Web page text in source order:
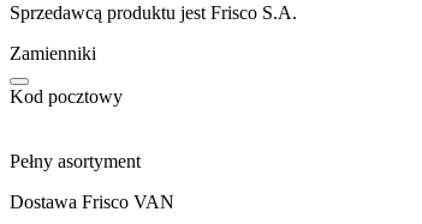
Sprzedawcą produktu jest Frisco S.A.
Zamienniki
Kod pocztowy
Pełny asortyment
Dostawa Frisco VAN